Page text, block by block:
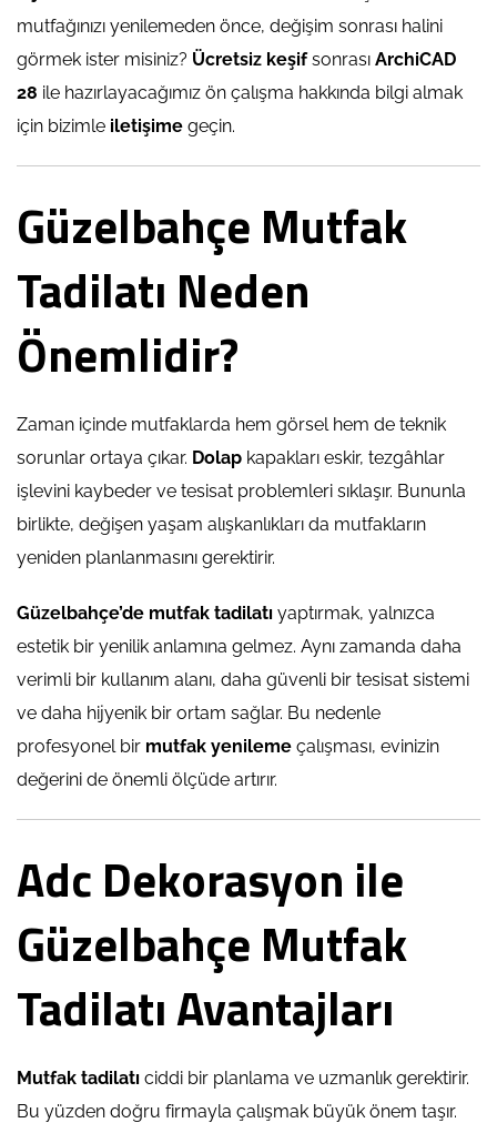
mutfağınızı yenilemeden önce, değişim sonrası halini
görmek ister misiniz? Ücretsiz keşifsonrası ArchiCAD
28 ile hazırlayacağımız ön çalışma hakkında bilgi almak
için bizimle iletişime geçin.
Güzelbahçe Mutfak
Tadilatı Neden
Önemlidir?
Zaman içinde mutfaklarda hem görsel hem de teknik
sorunlar ortaya çıkar. Dolap kapakları eskir, tezgâhlar
işlevini kaybeder ve tesisat problemleri sıklaşır. Bununla
birlikte, değişen yaşam alışkanlıkları da mutfakların
yeniden planlanmasını gerektirir.
Güzelbahçe’de mutfak tadilatı yaptırmak, yalnızca
estetik bir yenilik anlamına gelmez. Aynı zamanda daha
verimli bir kullanım alanı, daha güvenli bir tesisat sistemi
ve daha hijyenik bir ortam sağlar. Bu nedenle
profesyonel bir mutfak yenileme çalışması, evinizin
değerini de önemli ölçüde artırır.
Adc Dekorasyon ile
Güzelbahçe Mutfak
Tadilatı Avantajları
Mutfak tadilatı ciddi bir planlama ve uzmanlık gerektirir.
Bu yüzden doğru firmayla çalışmak büyük önem taşır.